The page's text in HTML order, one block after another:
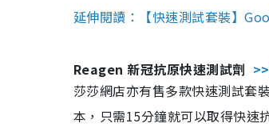
延伸閱讀：【快速測試套裝】
Reagen 新冠抗原快速測試劑
莎莎網店亦有售多款快速測試套
本，只需15分鐘就可以取得快速